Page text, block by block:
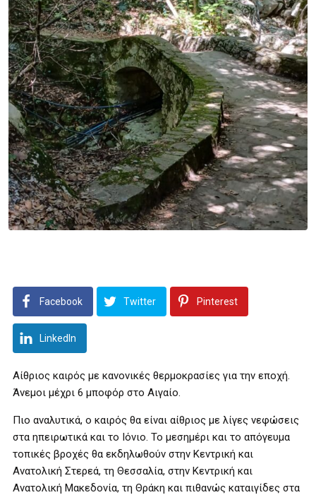
Facebook Twitter Pinterest
LinkedIn
Αίθριος καιρός με κανονικές θερμοκρασίες για την εποχή.
Άνεμοι μέχρι 6 μποφόρ στο Αιγαίο.
Πιο αναλυτικά, ο καιρός θα είναι αίθριος με λίγες νεφώσεις
στα ηπειρωτικά και το Ιόνιο. Το μεσημέρι και το απόγευμα
τοπικές βροχές θα εκδηλωθούν στην Κεντρική και
Ανατολική Στερεά, τη Θεσσαλία, στην Κεντρική και
Ανατολική Μακεδονία, τη Θράκη και πιθανώς καταιγίδες στα